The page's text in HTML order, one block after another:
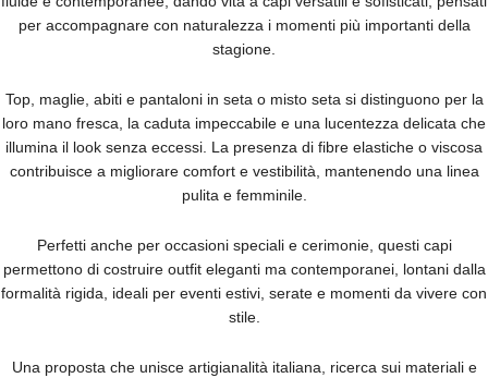
per accompagnare con naturalezza i momenti più importanti della
stagione.
Top, maglie, abiti e pantaloni in seta o misto seta si distinguono per la
loro mano fresca, la caduta impeccabile e una lucentezza delicata che
illumina il look senza eccessi. La presenza di fibre elastiche o viscosa
contribuisce a migliorare comfort e vestibilità, mantenendo una linea
pulita e femminile.
Perfetti anche per occasioni speciali e cerimonie, questi capi
permettono di costruire outfit eleganti ma contemporanei, lontani dalla
formalità rigida, ideali per eventi estivi, serate e momenti da vivere con
stile.
Una proposta che unisce artigianalità italiana, ricerca sui materiali e